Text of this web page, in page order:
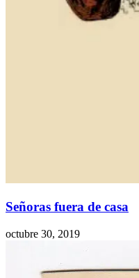
Señoras fuera de casa
octubre 30, 2019